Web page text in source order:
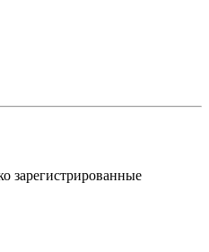
зарегистрированные